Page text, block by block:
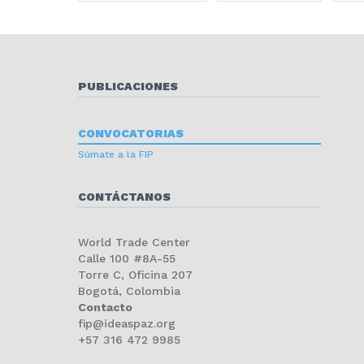
PUBLICACIONES
CONVOCATORIAS
Súmate a la FIP
CONTÁCTANOS
World Trade Center
Calle 100 #8A-55
Torre C, Oficina 207
Bogotá, Colombia
Contacto
fip@ideaspaz.org
+57 316 472 9985